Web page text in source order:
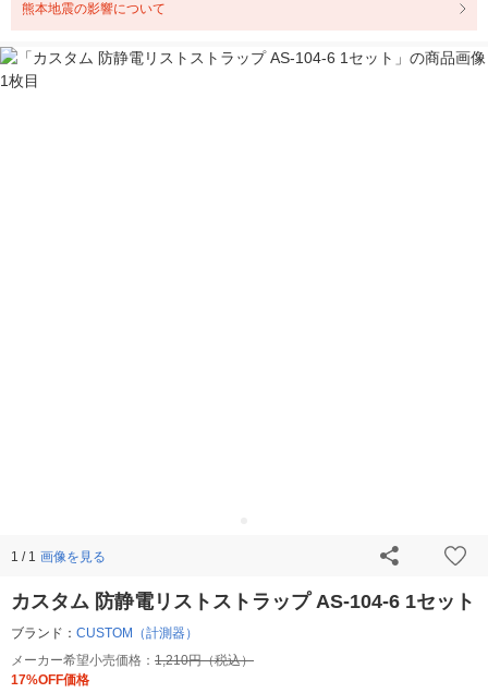
熊本地震の影響について
1 / 1 画像を見る
カスタム 防静電リストストラップ AS-104-6 1セット
ブランド： CUSTOM（計測器）
メーカー希望小売価格： 1,210円（税込）
17%OFF価格